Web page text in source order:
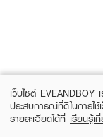
เว็บไซต์ EVEANDBOY
ประสบการณ์ที่ดีในการใ
รายละเอียดได้ที่ เรียนรู้เ